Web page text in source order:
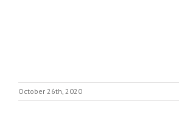
October 26th, 2020